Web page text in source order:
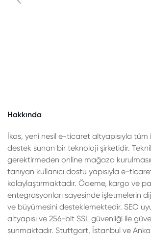
Hakkında
İkas, yeni nesil e-ticaret altyapısıyla tüm
destek sunan bir teknoloji şirketidir.
gerektirmeden online mağaza
tanıyan kullanıcı dostu yapısıyla e-
kolaylaştırmaktadır. Ödeme, kargo ve
entegrasyonları sayesinde işletmelerin
ve büyümesini desteklemektedir. SEO
altyapısı ve 256-bit SSL güvenliği ile
sunmaktadır. Stuttgart, İstanbul ve